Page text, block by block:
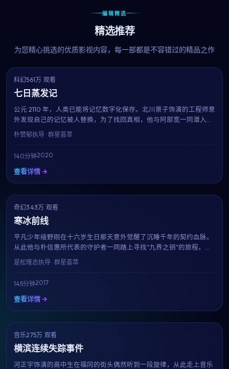
编辑精选
精选推荐
为您精心挑选的优质影视内容，每一部都是不容错过的精品之作
热播
科幻561万 观看
七日蒸发记
公元 2110 年，人类已能将记忆数字化保存。北川景子饰演的工程师意
外发现自己的记忆被人替换，为了找回真相，他与阿部宽一同潜入禁
区数据库。朴赞郁用扎实的世界观与一流的视觉特效，构筑了一个让
人沉浸的近未来寓言。
朴赞郁执导 · 群星荟萃
140分钟2020
查看详情 →
NEW
奇幻343万 观看
寒冰前线
平凡少年绫野刚在十六岁生日那天意外觉醒了沉睡千年的契约血脉。
从此他与朴信惠所代表的守护者一同踏上寻找"九界之钥"的旅程。是
松隆志打造的奇幻世界宏大而细腻，是2017年最具想象力的银幕之
作。
是松隆志执导 · 群星荟萃
145分钟2017
查看详情 →
获奖
音乐275万 观看
横滨连续失踪事件
河正宇饰演的高中生在福冈的街头偶然听到一段旋律，从此走上音乐